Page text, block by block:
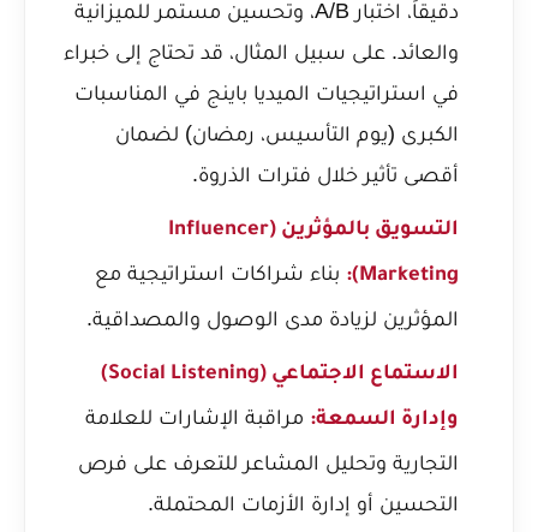
دقيقاً، اختبار A/B، وتحسين مستمر للميزانية
والعائد. على سبيل المثال، قد تحتاج إلى خبراء
في استراتيجيات الميديا باينج في المناسبات
الكبرى (يوم التأسيس، رمضان) لضمان
أقصى تأثير خلال فترات الذروة.
التسويق بالمؤثرين (Influencer
Marketing):
بناء شراكات استراتيجية مع
المؤثرين لزيادة مدى الوصول والمصداقية.
الاستماع الاجتماعي (Social Listening)
وإدارة السمعة: مراقبة الإشارات للعلامة
التجارية وتحليل المشاعر للتعرف على فرص
التحسين أو إدارة الأزمات المحتملة.